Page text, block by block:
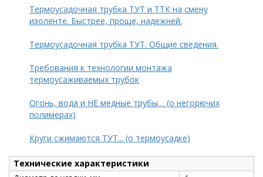
Термоусадочная трубка ТУТ и ТТК на смену
изоленте. Быстрее, проще, надежней.
Термоусадочная трубка ТУТ. Общие сведения.
Требования к технологии монтажа
термоусаживаемых трубок
Огонь, вода и НЕ медные трубы… (о негорючих
полимерах)
Круги сжимаются ТУТ... (о термоусадке)
Технические характеристики